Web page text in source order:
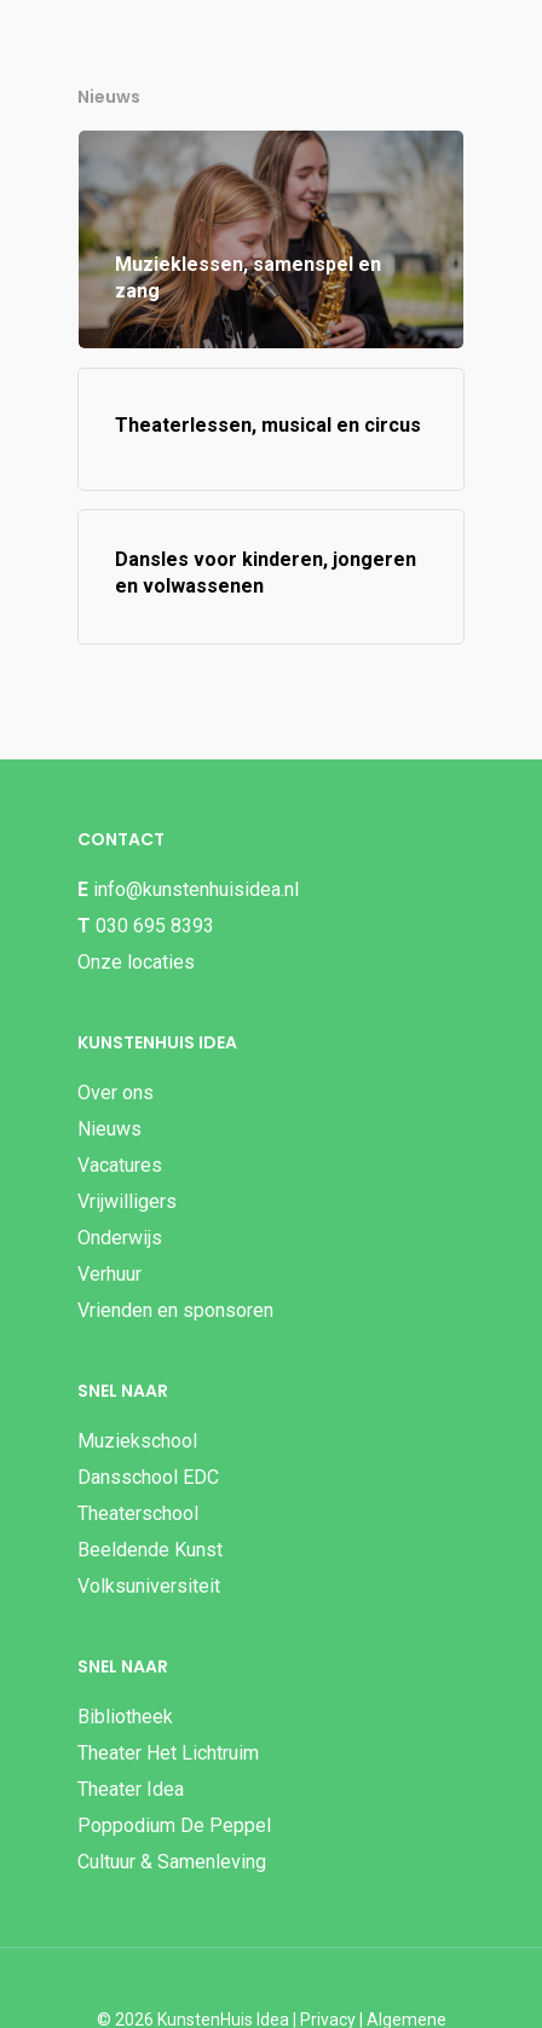
Nieuws
Muzieklessen, samenspel en
zang
Theaterlessen, musical en circus
Dansles voor kinderen, jongeren
en volwassenen
CONTACT
E info@kunstenhuisidea.nl
T 030 695 8393
Onze locaties
KUNSTENHUIS IDEA
Over ons
Nieuws
Vacatures
Vrijwilligers
Onderwijs
Verhuur
Vrienden en sponsoren
SNEL NAAR
Muziekschool
Dansschool EDC
Theaterschool
Beeldende Kunst
Volksuniversiteit
SNEL NAAR
Bibliotheek
Theater Het Lichtruim
Theater Idea
Poppodium De Peppel
Cultuur & Samenleving
© 2026 KunstenHuis Idea | Privacy| Algemene